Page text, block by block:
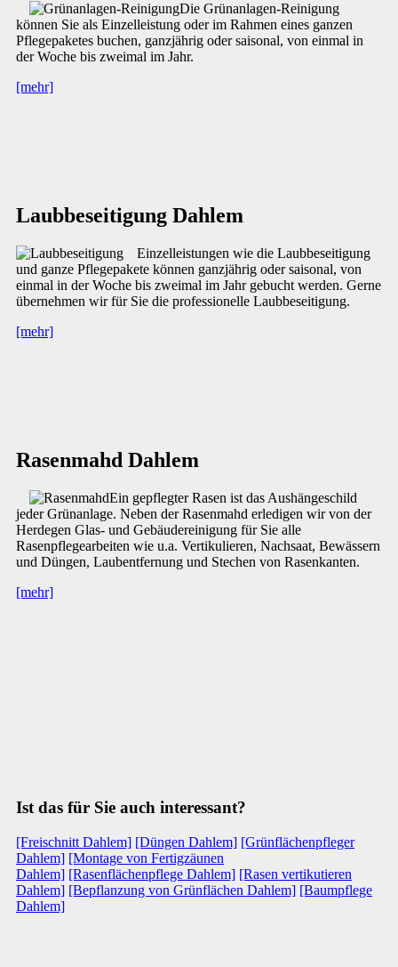
Die Grünanlagen-Reinigung
können Sie als Einzelleistung oder im Rahmen eines ganzen
Pflegepaketes buchen, ganzjährig oder saisonal, von einmal in
der Woche bis zweimal im Jahr.
[mehr]
Laubbeseitigung Dahlem
Einzelleistungen wie die Laubbeseitigung
und ganze Pflegepakete können ganzjährig oder saisonal, von
einmal in der Woche bis zweimal im Jahr gebucht werden. Gerne
übernehmen wir für Sie die professionelle Laubbeseitigung.
[mehr]
Rasenmahd Dahlem
Ein gepflegter Rasen ist das Aushängeschild
jeder Grünanlage. Neben der Rasenmahd erledigen wir von der
Herdegen Glas- und Gebäudereinigung für Sie alle
Rasenpflegearbeiten wie u.a. Vertikulieren, Nachsaat, Bewässern
und Düngen, Laubentfernung und Stechen von Rasenkanten.
[mehr]
Ist das für Sie auch interessant?
[Freischnitt Dahlem] [Düngen Dahlem] [Grünflächenpfleger
Dahlem] [Montage von Fertigzäunen
Dahlem] [Rasenflächenpflege Dahlem] [Rasen vertikutieren
Dahlem] [Bepflanzung von Grünflächen Dahlem] [Baumpflege
Dahlem]